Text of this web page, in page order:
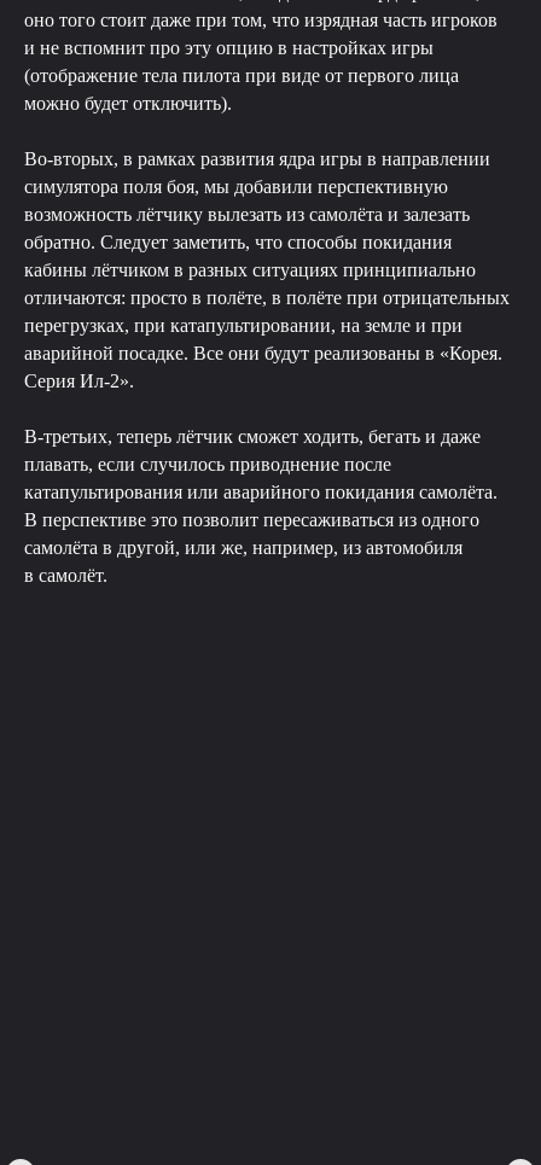
оно того стоит даже при том, что изрядная часть игроков
и не вспомнит про эту опцию в настройках игры
(отображение тела пилота при виде от первого лица
можно будет отключить).
Во-вторых, в рамках развития ядра игры в направлении
симулятора поля боя, мы добавили перспективную
возможность лётчику вылезать из самолёта и залезать
обратно. Следует заметить, что способы покидания
кабины лётчиком в разных ситуациях принципиально
отличаются: просто в полёте, в полёте при отрицательных
перегрузках, при катапультировании, на земле и при
аварийной посадке. Все они будут реализованы в «Корея.
Серия Ил-2».
В-третьих, теперь лётчик сможет ходить, бегать и даже
плавать, если случилось приводнение после
катапультирования или аварийного покидания самолёта.
В перспективе это позволит пересаживаться из одного
самолёта в другой, или же, например, из автомобиля
в самолёт.